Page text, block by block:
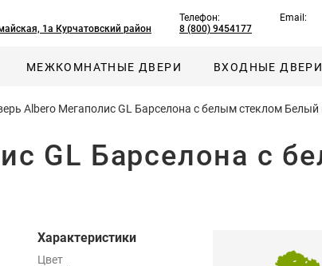
1а Курчатовский район
Телефон:
8 (800) 9454177
Email:
МЕЖКОМНАТНЫЕ ДВЕРИ ВХОДНЫЕ ДВЕРИ
Albero Мегаполис GL Барселона с белым стеклом Белый
GL Барселона с
Характеристики
Цвет